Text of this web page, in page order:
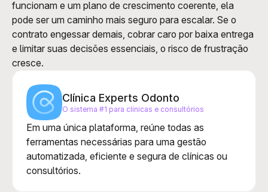
funcionam e um plano de crescimento coerente, ela
pode ser um caminho mais seguro para escalar. Se o
contrato engessar demais, cobrar caro por baixa entrega
e limitar suas decisões essenciais, o risco de frustração
cresce.
Clínica Experts Odonto
O sistema #1 para clínicas e consultórios
Em uma única plataforma, reúne todas as
ferramentas necessárias para uma gestão
automatizada, eficiente e segura de clínicas ou
consultórios.